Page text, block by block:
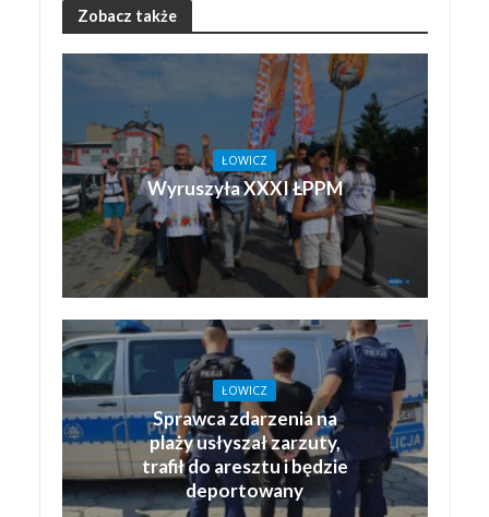
Zobacz także
ŁOWICZ
Wyruszyła XXXI ŁPPM
ŁOWICZ
Sprawca zdarzenia na
plaży usłyszał zarzuty,
trafił do aresztu i będzie
deportowany